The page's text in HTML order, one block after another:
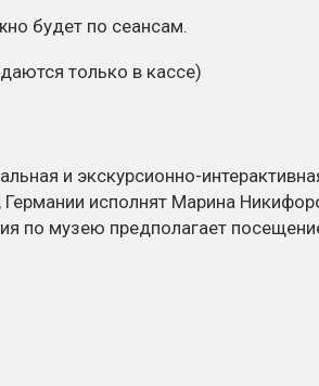
будет по сеансам.
только в кассе)
и экскурсионно-
исполнят Марина
по музею предполагает